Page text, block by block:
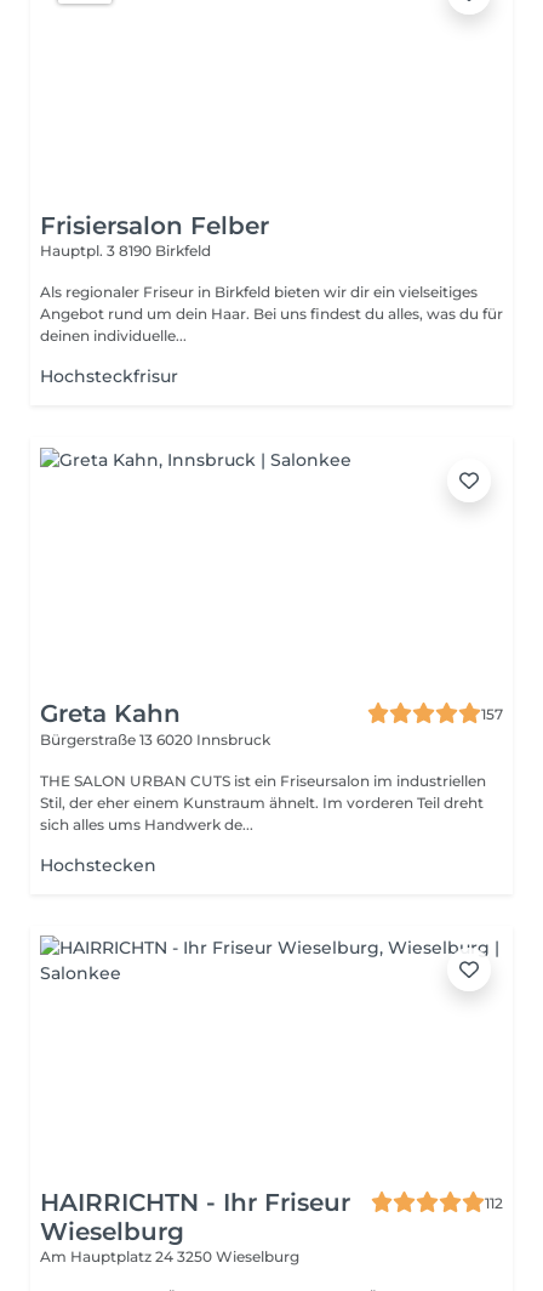
Frisiersalon Felber
Hauptpl. 3 8190 Birkfeld
Als regionaler Friseur in Birkfeld bieten wir dir ein vielseitiges
Angebot rund um dein Haar. Bei uns findest du alles, was du für
deinen individuelle...
Hochsteckfrisur
Greta Kahn
157
Bürgerstraße 13 6020 Innsbruck
THE SALON URBAN CUTS ist ein Friseursalon im industriellen
Stil, der eher einem Kunstraum ähnelt. Im vorderen Teil dreht
sich alles ums Handwerk de...
Hochstecken
HAIRRICHTN - Ihr Friseur
Wieselburg
112
Am Hauptplatz 24 3250 Wieselburg